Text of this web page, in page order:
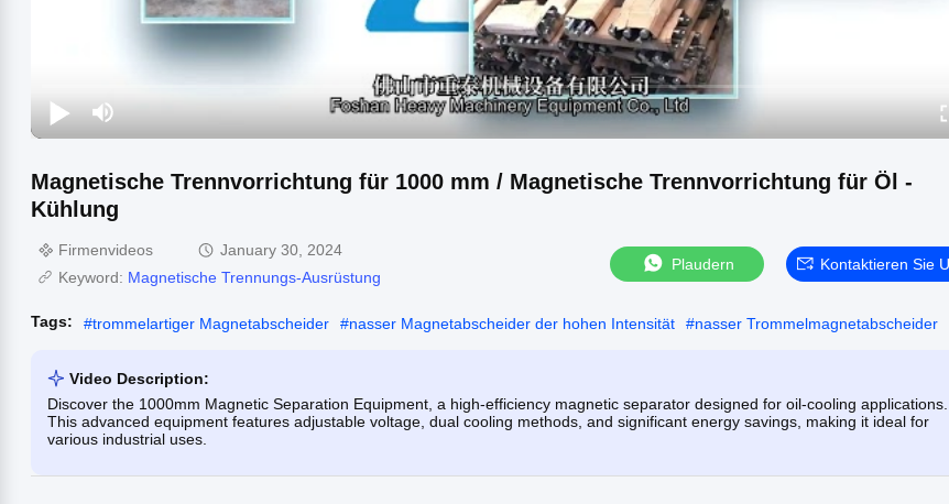
Magnetische Trennvorrichtung für 1000 mm / Magnetische Trennvorrichtung für Öl -
Kühlung
Firmenvideos
January 30, 2024
Keyword: Magnetische Trennungs-Ausrüstung
Plaudern Kontaktieren Sie
Tags: #trommelartiger Magnetabscheider #nasser Magnetabscheider der hohen Intensität #nasser Trommelmagnetabscheider
Video Description:
Discover the 1000mm Magnetic Separation Equipment, a high-efficiency magnetic separator designed for oil-cooling applications.
This advanced equipment features adjustable voltage, dual cooling methods, and significant energy savings, making it ideal for
various industrial uses.